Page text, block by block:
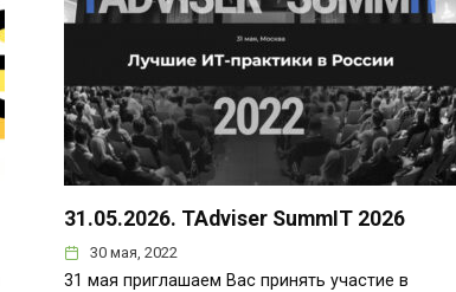
31.05.2026. TAdviser SummIT 2026
30 мая, 2022
31 мая приглашаем Вас принять участие в